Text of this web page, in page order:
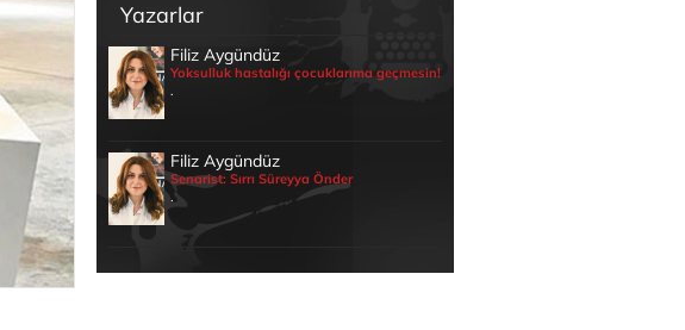
Yazarlar
Filiz Aygündüz
Yoksulluk hastalığı çocuklarıma geçmesin!
.
Filiz Aygündüz
Senarist: Sırrı Süreyya Önder
.